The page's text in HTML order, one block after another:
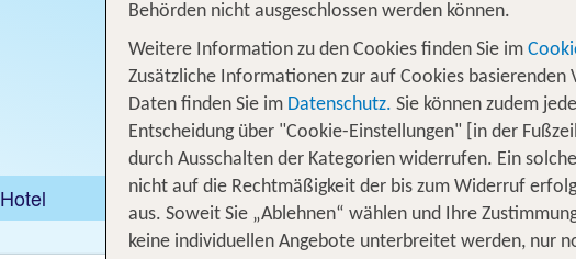
Hotel Städtereisen % DEALS Ferienhaus
Behörden nicht ausgeschlossen werden können.
Weitere Information zu den Cookies finden Sie im
Zusätzliche Informationen zur auf Cookies basierenden
Daten finden Sie im Datenschutz. Sie können zudem
Entscheidung über "Cookie-Einstellungen" [in der
durch Ausschalten der Kategorien widerrufen. Ein
nicht auf die Rechtmäßigkeit der bis zum Widerruf
aus. Soweit Sie „Ablehnen“ wählen und Ihre
keine individuellen Angebote unterbreitet werden, nur